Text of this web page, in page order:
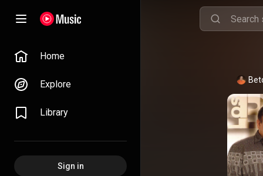
Home
Explore
Library
Sign in